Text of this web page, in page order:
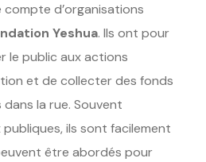
d’organisations
Yeshua. Ils ont pour
le public aux actions
et de collecter des fonds
la rue. Souvent
ils sont facilement
être abordés pour